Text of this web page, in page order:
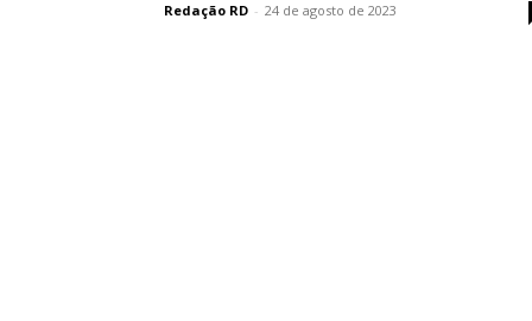
Redação RD - 24 de agosto de 2023